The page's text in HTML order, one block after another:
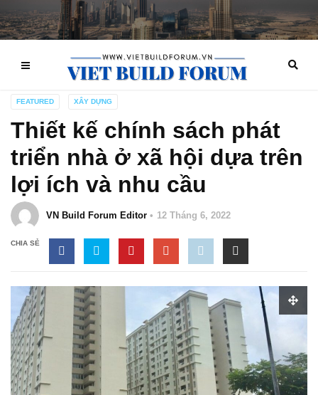
FEATURED XÂY DỰNG
Thiết kế chính sách phát
triển nhà ở xã hội dựa trên
lợi ích và nhu cầu
VN Build Forum Editor 12 Tháng 6, 2022
CHIA SẺ